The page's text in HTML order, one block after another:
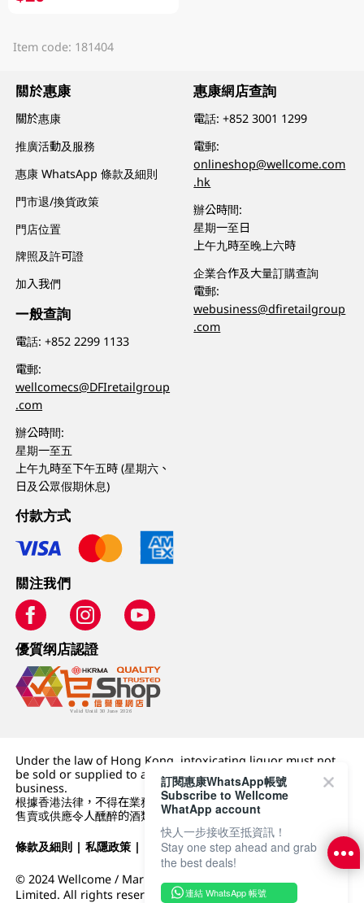
Item code: 181404
關於惠康
關於惠康
推廣活動及服務
惠康 WhatsApp 條款及細則
門市退/換貨政策
門店位置
牌照及許可證
加入我們
一般查詢
電話:+852 2299 1133
電郵:
wellcomecs@DFIretailgroup
.com
辦公時間:
星期一至五
上午九時至下午五時 (星期六、
日及公眾假期休息)
惠康網店查詢
電話:+852 3001 1299
電郵:
onlineshop@wellcome.com
.hk
辦公時間:
星期一至日
上午九時至晚上六時
企業合作及大量訂購查詢
電郵:
webusiness@dfiretailgroup
.com
付款方式
關注我們
優質纲店認證
Under the law of Hong Kong, intoxicating liquor must not
be sold or supplied to a minor (under 18) in the course of
business.
根據香港法律，不得在業務過程中，向未成年人 (18 歲以下人士)
售賣或供應令人醺醉的酒類。
條款及細則 |私隱政策 | DFI零售集團
© 2024 Wellcome / Market Place. The Dairy Farm Company
Limited. All rights reserved.
訂閱惠康WhatsApp帳號
Subscribe to Wellcome
WhatApp account
快人一步接收至抵資訊！
Stay one step ahead and grab
the best deals!
連結 WhatsApp 帳號